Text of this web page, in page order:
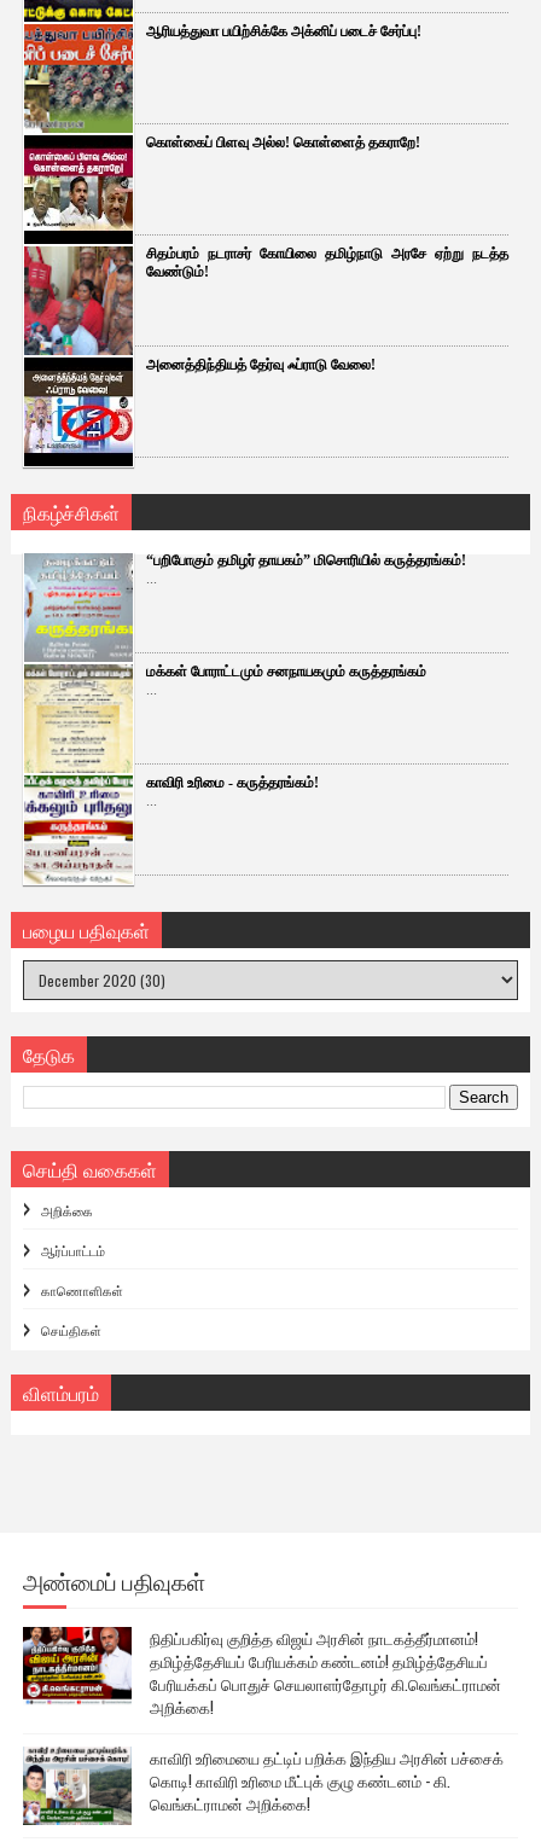
ஆரியத்துவா பயிற்சிக்கே அக்னிப் படைச் சேர்ப்பு!
கொள்கைப் பிளவு அல்ல! கொள்ளைத் தகராறே!
சிதம்பரம் நடராசர் கோயிலை தமிழ்நாடு அரசே ஏற்று நடத்த
வேண்டும்!
அனைத்திந்தியத் தேர்வு ஃப்ராடு வேலை!
நிகழ்ச்சிகள்
“பறிபோகும் தமிழர் தாயகம்” மிசொரியில் கருத்தரங்கம்!
...
மக்கள் போராட்டமும் சனநாயகமும் கருத்தரங்கம்
...
காவிரி உரிமை - கருத்தரங்கம்!
...
பழைய பதிவுகள்
தேடுக
செய்தி வகைகள்
அறிக்கை
ஆர்ப்பாட்டம்
காணொளிகள்
செய்திகள்
விளம்பரம்
அண்மைப் பதிவுகள்
நிதிப்பகிர்வு குறித்த விஜய் அரசின் நாடகத்தீர்மானம்!
தமிழ்த்தேசியப் பேரியக்கம் கண்டனம்! தமிழ்த்தேசியப்
பேரியக்கப் பொதுச் செயலாளர்தோழர் கி.வெங்கட்ராமன்
அறிக்கை!
காவிரி உரிமையை தட்டிப் பறிக்க இந்திய அரசின் பச்சைக்
கொடி! காவிரி உரிமை மீட்புக் குழு கண்டனம் - கி.
வெங்கட்ராமன் அறிக்கை!